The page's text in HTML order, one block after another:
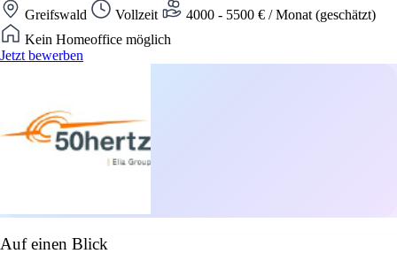
Greifswald Vollzeit
4000 - 5500 € / Monat (geschätzt)
Kein Homeoffice möglich
Jetzt bewerben
Auf einen Blick